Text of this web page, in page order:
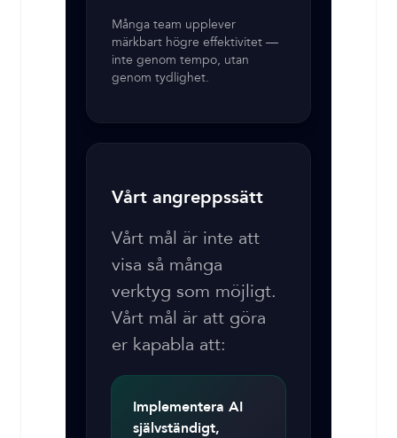
Många team upplever
märkbart högre effektivitet —
inte genom tempo, utan
genom tydlighet.
Vårt angreppssätt
Vårt mål är inte att
visa så många
verktyg som möjligt.
Vårt mål är att göra
er kapabla att:
Implementera AI
självständigt,